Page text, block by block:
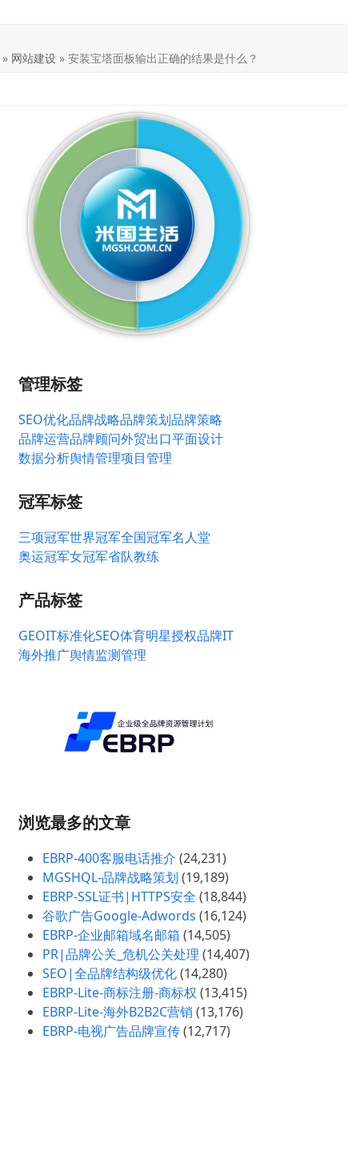
» 网站建设 » 安装宝塔面板输出正确的结果是什么？
管理标签
SEO优化品牌战略品牌策划品牌策略
品牌运营品牌顾问外贸出口平面设计
数据分析舆情管理项目管理
冠军标签
三项冠军世界冠军全国冠军名人堂
奥运冠军女冠军省队教练
产品标签
GEOIT标准化SEO体育明星授权品牌IT
海外推广舆情监测管理
浏览最多的文章
EBRP-400客服电话推介 (24,231)
MGSHQL-品牌战略策划 (19,189)
EBRP-SSL证书|HTTPS安全 (18,844)
谷歌广告Google-Adwords (16,124)
EBRP-企业邮箱域名邮箱 (14,505)
PR|品牌公关_危机公关处理 (14,407)
SEO|全品牌结构级优化(14,280)
EBRP-Lite-商标注册-商标权 (13,415)
EBRP-Lite-海外B2B2C营销 (13,176)
EBRP-电视广告品牌宣传(12,717)